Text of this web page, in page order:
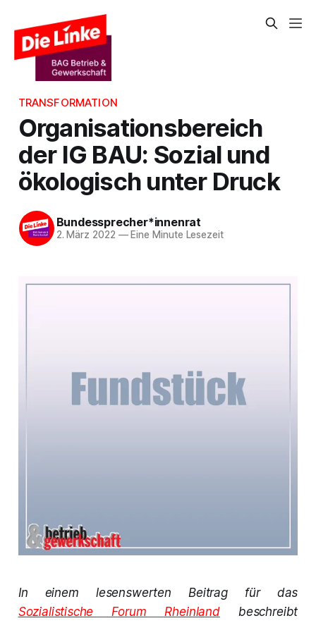
TRANSFORMATION
Organisationsbereich
der IG BAU: Sozial und
ökologisch unter Druck
Bundessprecher*innenrat
2. März 2022 —Eine Minute Lesezeit
In einem lesenswerten Beitrag für das
Sozialistische Forum Rheinlandbeschreibt